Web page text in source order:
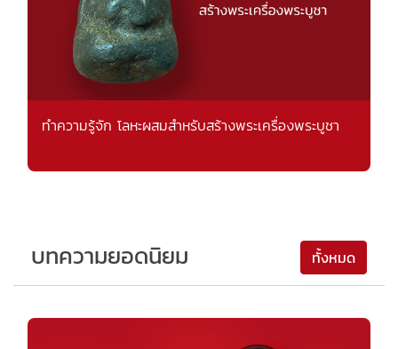
ทำความรู้จัก โลหะผสมสำหรับสร้างพระเครื่องพระบูชา
บทความยอดนิยม ทั้งหมด